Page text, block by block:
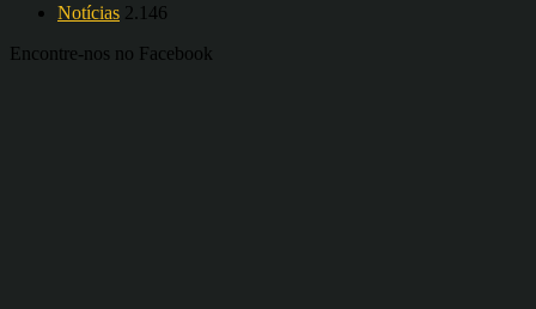
Notícias 2.146
Encontre-nos no Facebook